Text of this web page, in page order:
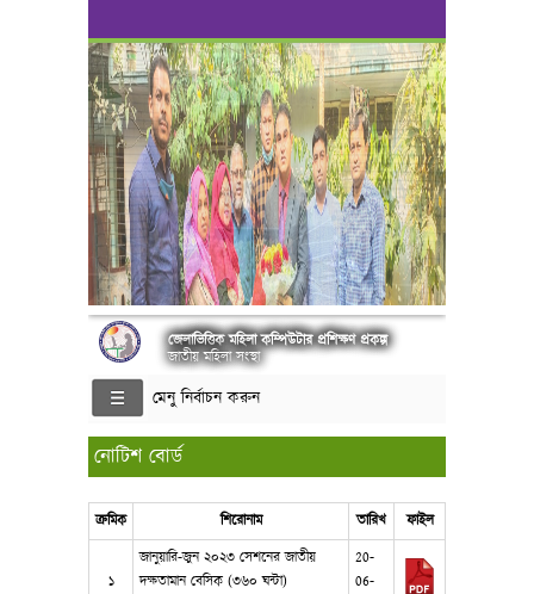
জেলাভিত্তিক মহিলা কম্পিউটার প্রশিক্ষণ প্রকল্প
জাতীয় মহিলা সংস্থা
মেনু নির্বাচন করুন
নোটিশ বোর্ড
ক্রমিক শিরোনাম তারিখ ফাইল
১
জানুয়ারি-জুন ২০২৩ সেশনের জাতীয়
দক্ষতামান বেসিক (৩৬০ ঘন্টা)
20-
06-